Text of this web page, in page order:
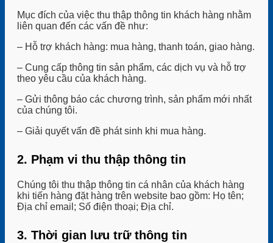
Mục đích của việc thu thập thông tin khách hàng nhằm
liên quan đến các vấn đề như:
– Hỗ trợ khách hàng: mua hàng, thanh toán, giao hàng.
– Cung cấp thông tin sản phẩm, các dịch vụ và hỗ trợ
theo yêu cầu của khách hàng.
– Gửi thông báo các chương trình, sản phẩm mới nhất
của chúng tôi.
– Giải quyết vấn đề phát sinh khi mua hàng.
2. Phạm vi thu thập thông tin
Chúng tôi thu thập thông tin cá nhân của khách hàng
khi tiến hàng đặt hàng trên website bao gồm: Họ tên;
Địa chỉ email; Số điện thoại; Địa chỉ.
3. Thời gian lưu trữ thông tin